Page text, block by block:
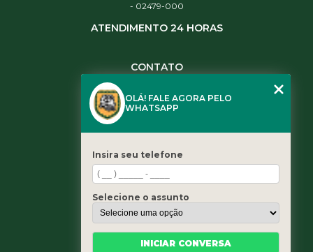
- 02479-000
ATENDIMENTO 24 HORAS
CONTATO
(11) 3461-5871
contato@leaoservicos.com.br
Home
Quem somos
Serviços
Blog
OLÁ! FALE AGORA PELO
WHATSAPP
Insira seu telefone
Selecione o assunto
INICIAR CONVERSA